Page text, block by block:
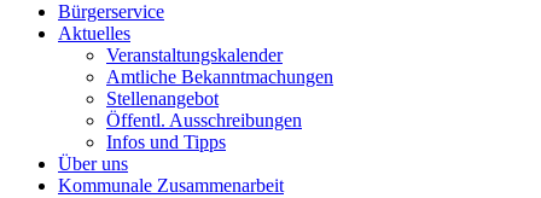
Bürgerservice
Aktuelles
Veranstaltungskalender
Amtliche Bekanntmachungen
Stellenangebot
Öffentl. Ausschreibungen
Infos und Tipps
Über uns
Kommunale Zusammenarbeit